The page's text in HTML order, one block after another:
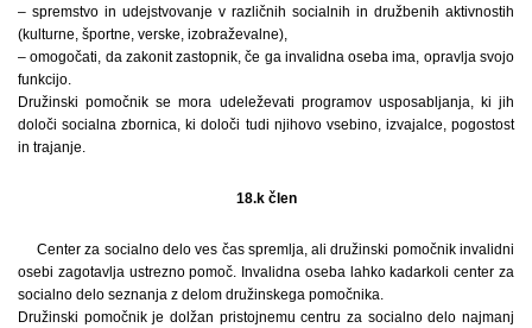
– spremstvo in udejstvovanje v različnih socialnih in družbenih aktivnostih
(kulturne, športne, verske, izobraževalne),
– omogočati, da zakonit zastopnik, če ga invalidna oseba ima, opravlja svojo
funkcijo.
Družinski pomočnik se mora udeleževati programov usposabljanja, ki jih
določi socialna zbornica, ki določi tudi njihovo vsebino, izvajalce, pogostost
in trajanje.
18.k člen
Center za socialno delo ves čas spremlja, ali družinski pomočnik invalidni
osebi zagotavlja ustrezno pomoč. Invalidna oseba lahko kadarkoli center za
socialno delo seznanja z delom družinskega pomočnika.
Družinski pomočnik je dolžan pristojnemu centru za socialno delo najmanj